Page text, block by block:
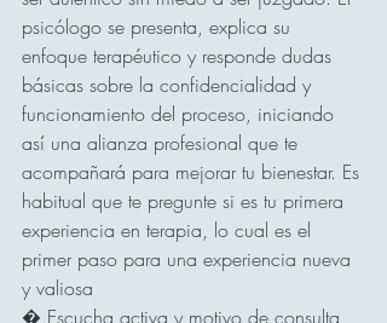
psicólogo se presenta, explica su
enfoque terapéutico y responde dudas
básicas sobre la confidencialidad y
funcionamiento del proceso, iniciando
así una alianza profesional que te
acompañará para mejorar tu bienestar. Es
habitual que te pregunte si es tu primera
experiencia en terapia, lo cual es el
primer paso para una experiencia nueva
y valiosa
�.Escucha activa y motivo de consulta